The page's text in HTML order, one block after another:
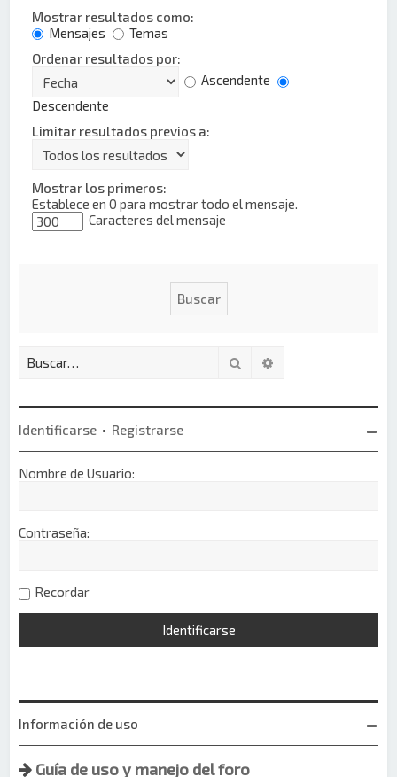
Mostrar resultados como:
Mensajes
Temas
Ordenar resultados por:
Ascendente
Descendente
Limitar resultados previos a:
Mostrar los primeros:
Establece en 0 para mostrar todo el mensaje.
Caracteres del mensaje
Buscar
Identificarse • Registrarse
Nombre de Usuario:
Contraseña:
Recordar
Información de uso
Guía de uso y manejo del foro